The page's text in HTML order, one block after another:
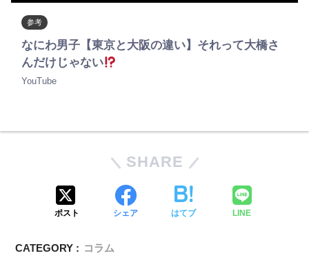
参考
なにわ男子【東京と大阪の違い】それって大橋さ
んだけじゃない
YouTube
SHARE
ポスト シェア はてブ LINE
CATEGORY : コラム